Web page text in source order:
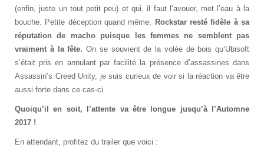
(enfin, juste un tout petit peu) et qui, il faut l’avouer, met l’eau à la
bouche. Petite déception quand même,
Rockstar resté fidèle à sa
réputation de macho puisque les femmes ne semblent pas
vraiment à la fête. On se souvient de la volée de bois qu’Ubisoft
s’était pris en annulant par facilité la présence d’assassines dans
Assassin’s Creed Unity, je suis curieux de voir si la réaction va être
aussi forte dans ce cas-ci.
Quoiqu’il en soit, l’attente va être longue jusqu’à l’Automne
2017 !
En attendant, profitez du trailer que voici :